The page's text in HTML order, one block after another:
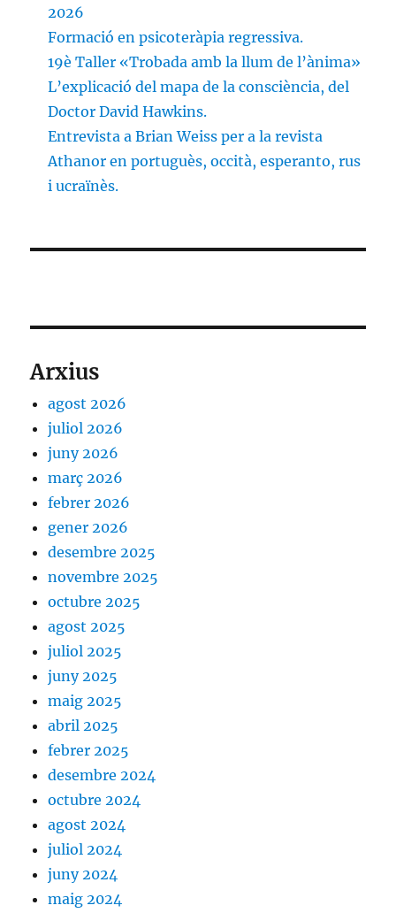
2026
Formació en psicoteràpia regressiva.
19è Taller «Trobada amb la llum de l’ànima»
L’explicació del mapa de la consciència, del
Doctor David Hawkins.
Entrevista a Brian Weiss per a la revista
Athanor en portuguès, occità, esperanto, rus
i ucraïnès.
Arxius
agost 2026
juliol 2026
juny 2026
març 2026
febrer 2026
gener 2026
desembre 2025
novembre 2025
octubre 2025
agost 2025
juliol 2025
juny 2025
maig 2025
abril 2025
febrer 2025
desembre 2024
octubre 2024
agost 2024
juliol 2024
juny 2024
maig 2024